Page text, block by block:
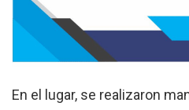
En el lugar, se realizaron